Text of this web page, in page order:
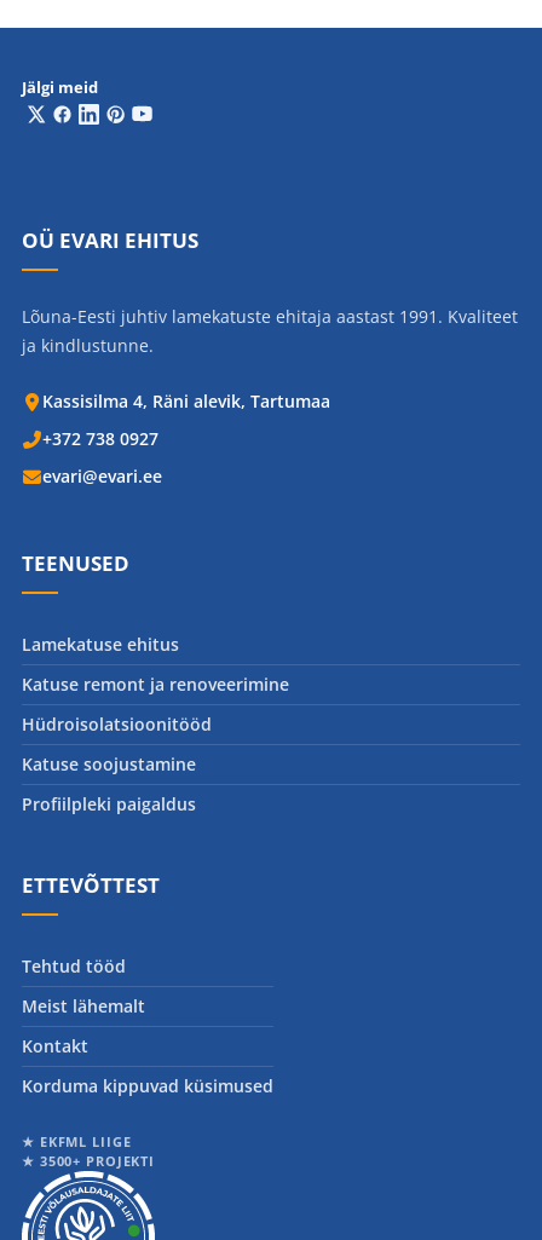
Jälgi meid
OÜ EVARI EHITUS
Lõuna-Eesti juhtiv lamekatuste ehitaja aastast 1991. Kvaliteet
ja kindlustunne.
Kassisilma 4, Räni alevik, Tartumaa
+372 738 0927
evari@evari.ee
TEENUSED
Lamekatuse ehitus
Katuse remont ja renoveerimine
Hüdroisolatsioonitööd
Katuse soojustamine
Profiilpleki paigaldus
ETTEVÕTTEST
Tehtud tööd
Meist lähemalt
Kontakt
Korduma kippuvad küsimused
★ EKFML LIIGE
★ 3500+ PROJEKTI